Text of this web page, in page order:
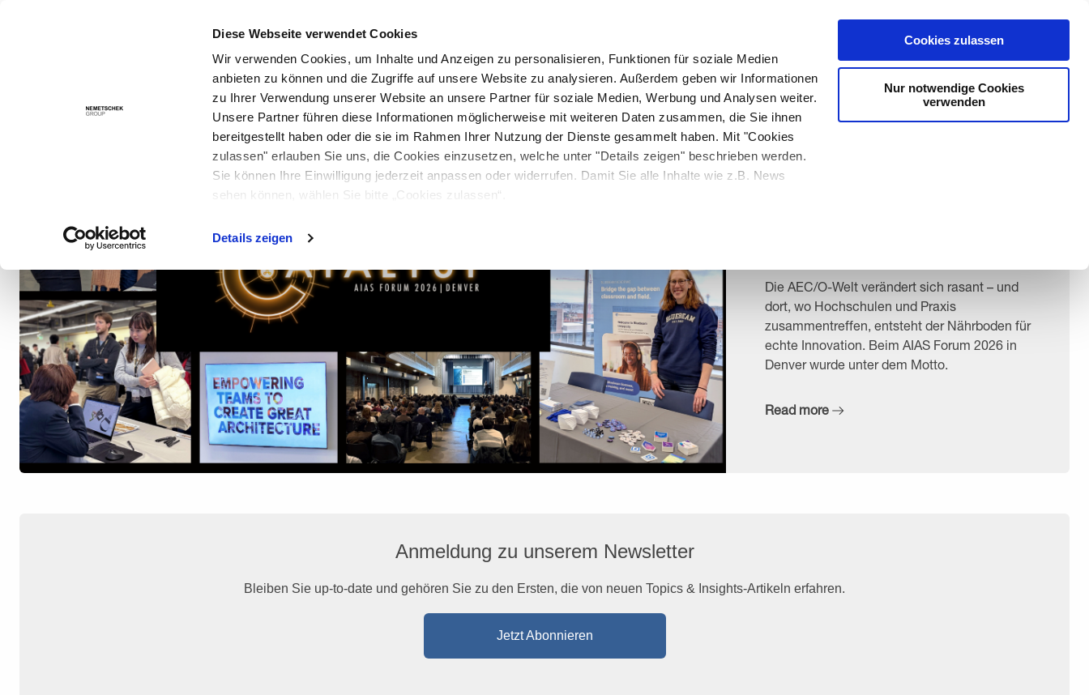
Diese Webseite verwendet Cookies
Wir verwenden Cookies, um Inhalte und Anzeigen zu personalisieren, Funktionen für soziale Medien
anbieten zu können und die Zugriffe auf unsere Website zu analysieren. Außerdem geben wir Informationen
zu Ihrer Verwendung unserer Website an unsere Partner für soziale Medien, Werbung und Analysen weiter.
Unsere Partner führen diese Informationen möglicherweise mit weiteren Daten zusammen, die Sie ihnen
bereitgestellt haben oder die sie im Rahmen Ihrer Nutzung der Dienste gesammelt haben. Mit "Cookies
zulassen" erlauben Sie uns, die Cookies einzusetzen, welche unter "Details zeigen" beschrieben werden.
Sie können Ihre Einwilligung jederzeit anpassen oder widerrufen. Damit Sie alle Inhalte wie z.B. News
sehen können, wählen Sie bitte „Cookies zulassen“.
Details zeigen
Cookies zulassen
Nur notwendige Cookies
verwenden
Lösungen Unternehmen
Vom Campus zum
Projekt: Wo digitale
Werkzeuge den Weg in
Die AEC/O-Welt verändert sich rasant – und
dort, wo Hochschulen und Praxis
zusammentreffen, entsteht der Nährboden für
echte Innovation. Beim AIAS Forum 2026 in
Denver wurde unter dem Motto.
Read more
Anmeldung zu unserem Newsletter
Bleiben Sie up-to-date und gehören Sie zu den Ersten, die von neuen Topics & Insights-Artikeln erfahren.
Jetzt Abonnieren